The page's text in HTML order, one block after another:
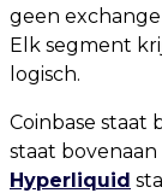
geen
Elk segment
logisch.
Coinbase staat
staat
Hyperliquid